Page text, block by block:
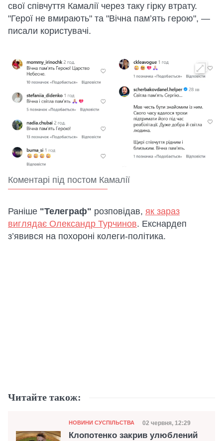
свої співчуття Камалії через таку гірку втрату.
"Герої не вмирають" та "Вічна пам’ять герою", —
писали користувачі.
Коментарі під постом Камалії
Раніше "Телеграф" розповідав, як зараз
виглядає Олександр Турчинов. Екснардеп
з’явився на похороні колеги-політика.
Читайте також:
Категорія
НОВИНИ СУСПІЛЬСТВА Дата публікації
02 червня, 12:29
Клопотенко закрив улюблений